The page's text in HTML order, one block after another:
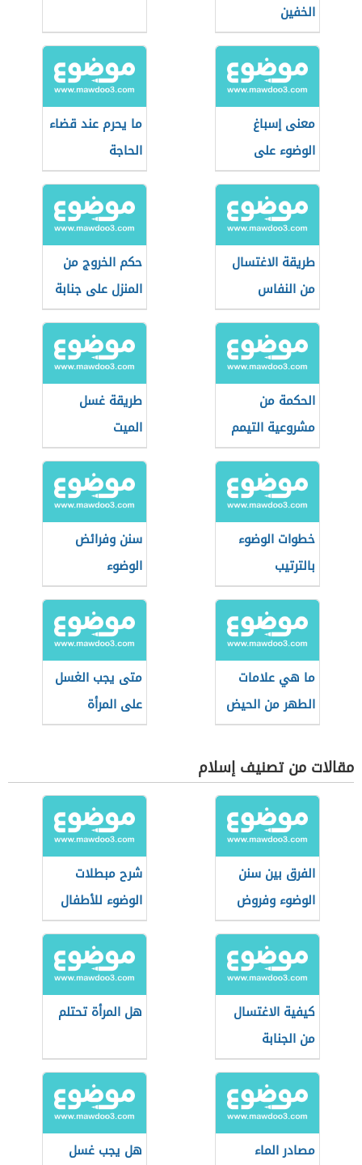
الخفين
معنى إسباغ
الوضوء على
المكاره
ما يحرم عند قضاء
الحاجة
طريقة الاغتسال
من النفاس
حكم الخروج من
المنزل على جنابة
الحكمة من
مشروعية التيمم
طريقة غسل
الميت
خطوات الوضوء
بالترتيب
سنن وفرائض
الوضوء
ما هي علامات
الطهر من الحيض
متى يجب الغسل
على المرأة
مقالات من تصنيف إسلام
الفرق بين سنن
الوضوء وفروض
الوضوء
شرح مبطلات
الوضوء للأطفال
كيفية الاغتسال
من الجنابة
هل المرأة تحتلم
مصادر الماء
هل يجب غسل